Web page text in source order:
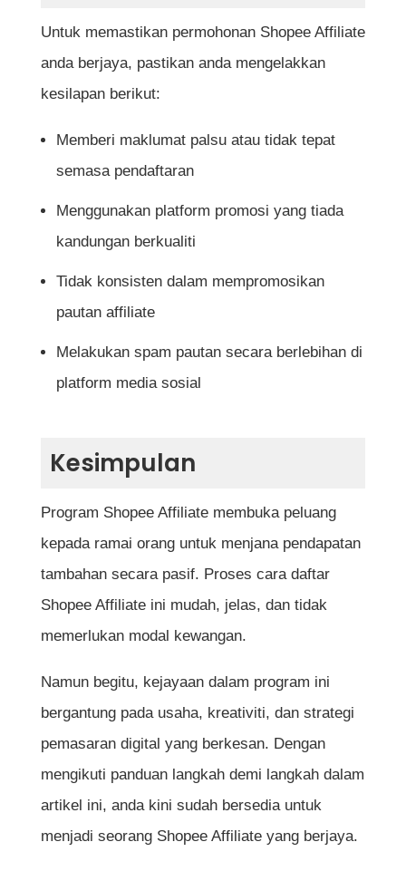
Untuk memastikan permohonan Shopee Affiliate
anda berjaya, pastikan anda mengelakkan
kesilapan berikut:
Memberi maklumat palsu atau tidak tepat
semasa pendaftaran
Menggunakan platform promosi yang tiada
kandungan berkualiti
Tidak konsisten dalam mempromosikan
pautan affiliate
Melakukan spam pautan secara berlebihan di
platform media sosial
Kesimpulan
Program Shopee Affiliate membuka peluang
kepada ramai orang untuk menjana pendapatan
tambahan secara pasif. Proses cara daftar
Shopee Affiliate ini mudah, jelas, dan tidak
memerlukan modal kewangan.
Namun begitu, kejayaan dalam program ini
bergantung pada usaha, kreativiti, dan strategi
pemasaran digital yang berkesan. Dengan
mengikuti panduan langkah demi langkah dalam
artikel ini, anda kini sudah bersedia untuk
menjadi seorang Shopee Affiliate yang berjaya.